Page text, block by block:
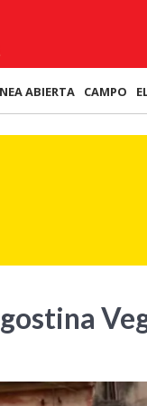
ABIERTA CAMPO